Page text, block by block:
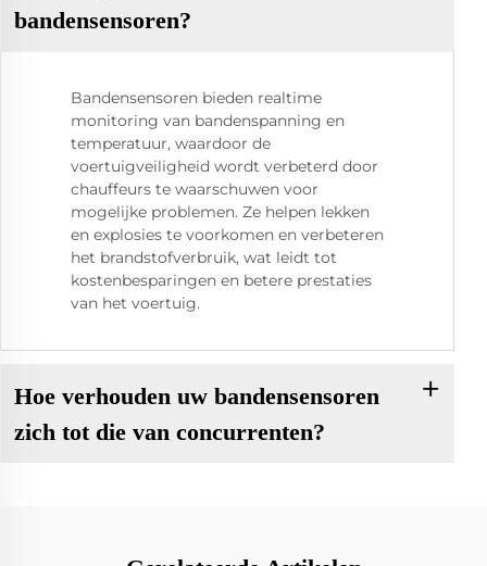
bandensensoren?
Bandensensoren bieden realtime
monitoring van bandenspanning en
temperatuur, waardoor de
voertuigveiligheid wordt verbeterd door
chauffeurs te waarschuwen voor
mogelijke problemen. Ze helpen lekken
en explosies te voorkomen en verbeteren
het brandstofverbruik, wat leidt tot
kostenbesparingen en betere prestaties
van het voertuig.
Hoe verhouden uw bandensensoren
zich tot die van concurrenten?